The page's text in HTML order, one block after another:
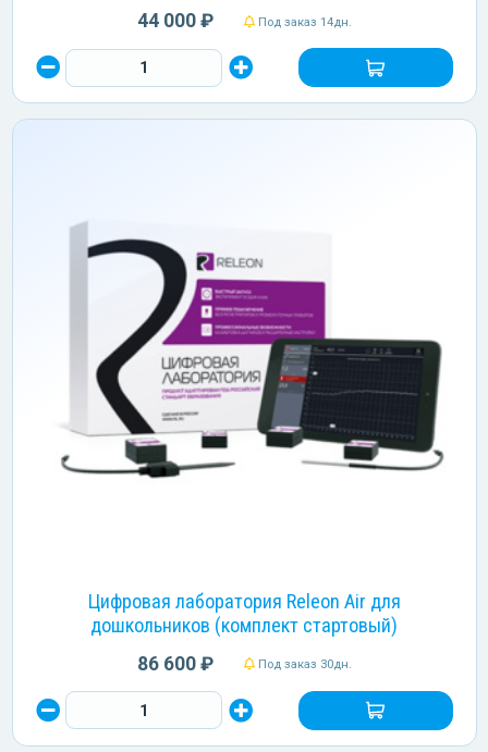
44 000 ₽ Под заказ 14дн.
Цифровая лаборатория Releon Air для
дошкольников (комплект стартовый)
86 600 ₽ Под заказ 30дн.